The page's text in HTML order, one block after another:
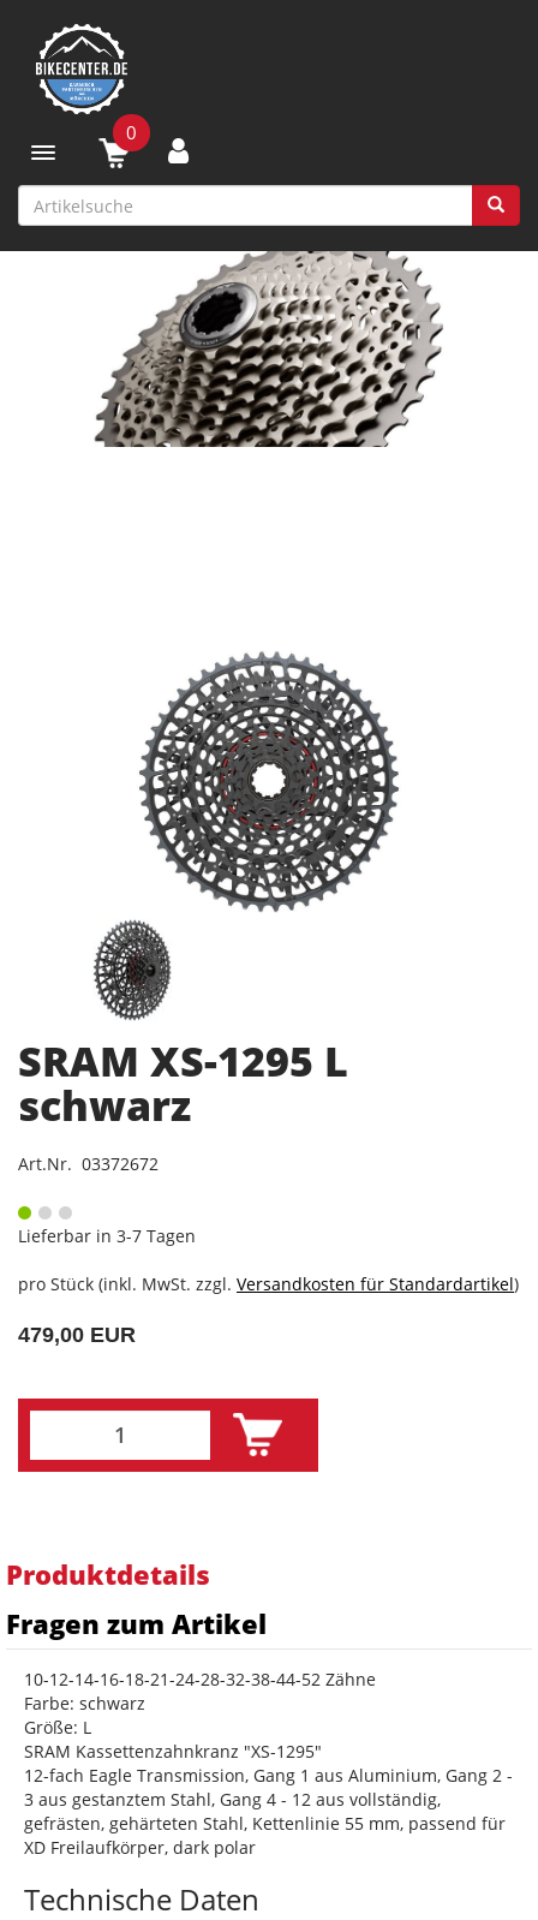
Toggle navigation
0
SRAM XS-1295 L
schwarz
Art.Nr. 03372672
Lieferbar in 3-7 Tagen
pro Stück (inkl. MwSt. zzgl. Versandkosten für Standardartikel)
479,00 EUR
Produktdetails
Fragen zum Artikel
10-12-14-16-18-21-24-28-32-38-44-52 Zähne
Farbe: schwarz
Größe: L
SRAM Kassettenzahnkranz "XS-1295"
12-fach Eagle Transmission, Gang 1 aus Aluminium, Gang 2 -
3 aus gestanztem Stahl, Gang 4 - 12 aus vollständig,
gefrästen, gehärteten Stahl, Kettenlinie 55 mm, passend für
XD Freilaufkörper, dark polar
Technische Daten